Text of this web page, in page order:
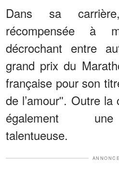
Dans sa
récompensée à
décrochant entre
grand prix du
française pour son
de l’amourʺ. Outre
également
talentueuse.